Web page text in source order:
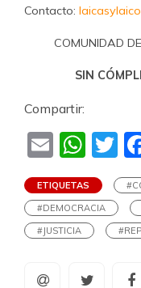
Contacto:
COMUNIDAD
SIN
Compartir:
Email
ETIQUETAS
#DEMOCRACIA
#JUSTICIA